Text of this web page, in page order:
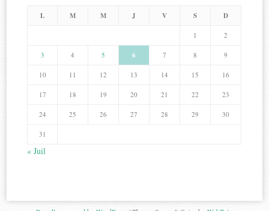
L M M J V S D
1 2
3 4 5 6 7 8 9
10 11 12 13 14 15 16
17 18 19 20 21 22 23
24 25 26 27 28 29 30
31
« Juil